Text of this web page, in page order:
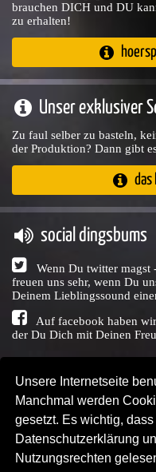
Unsere Internetseite
Manchmal werden
gesetzt. Es wichtig,
Datenschutzerklärung
Nutzungsrechten
brauchen DICH und DU
zu erhalten!
Unser exklusiver
Zu faul selber zu basteln,
der Produktion? Dann gibt
das
social dingsbums
Wenn Du twitter magst
freuen uns sehr, wenn Du
Deinem Lieblingssound
Auf facebook haben
der Du Dich mit Deinen
Copyright © Audio Union
SENDEPLATZ ↗